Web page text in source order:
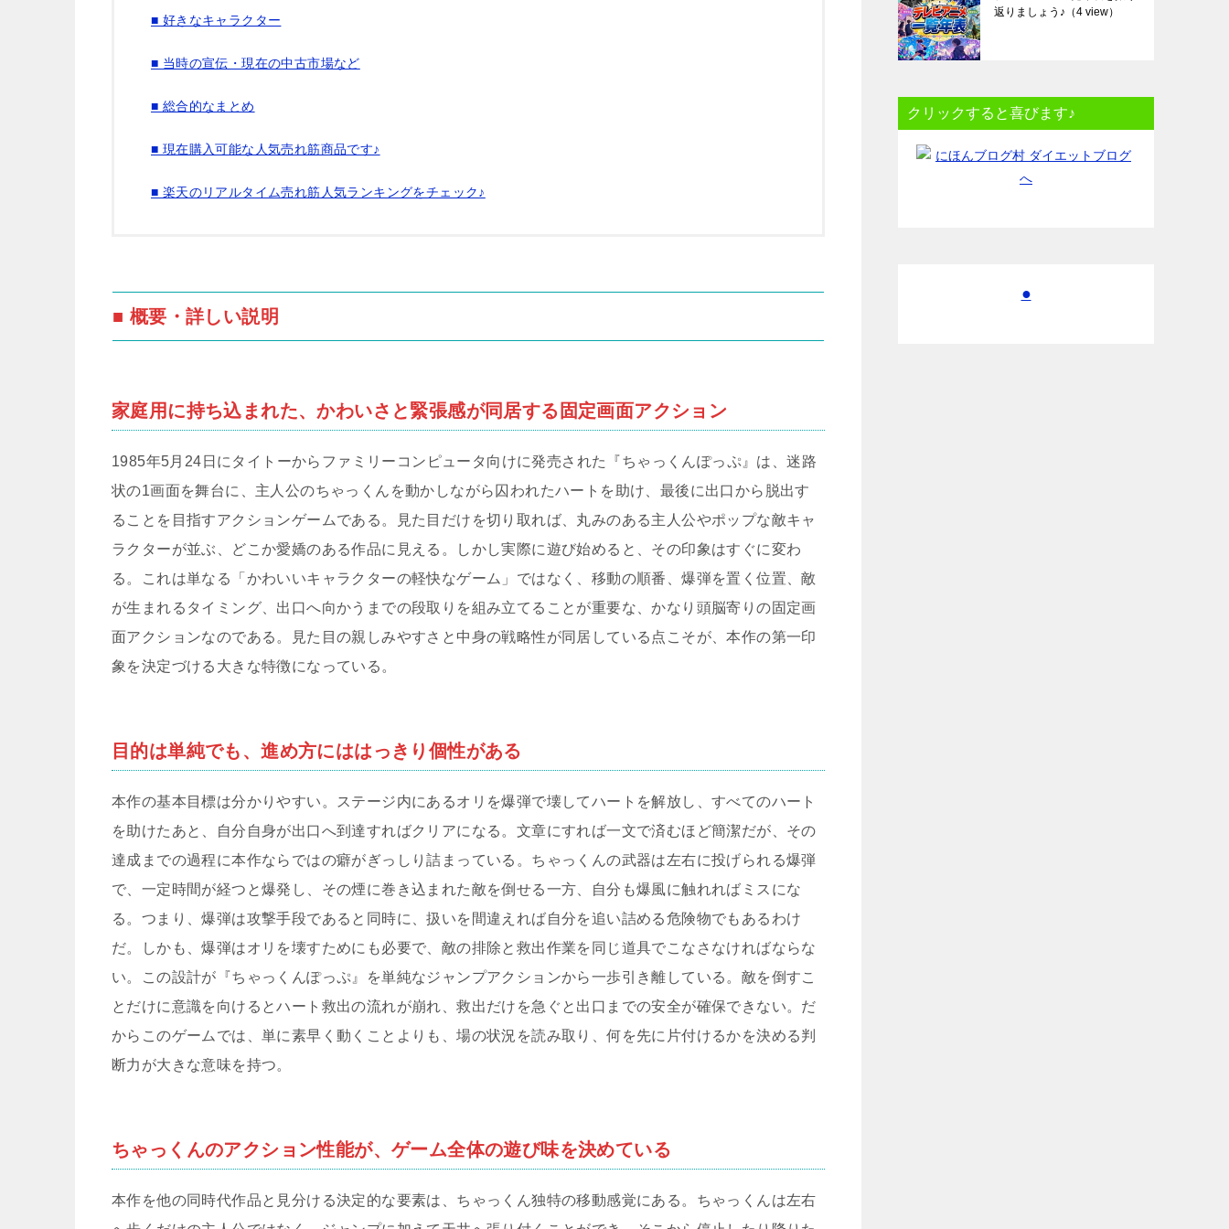
■ 好きなキャラクター
■ 当時の宣伝・現在の中古市場など
■ 総合的なまとめ
■ 現在購入可能な人気売れ筋商品です♪
■ 楽天のリアルタイム売れ筋人気ランキングをチェック♪
■ 概要・詳しい説明
家庭用に持ち込まれた、かわいさと緊張感が同居する固定画面アクション
1985年5月24日にタイトーからファミリーコンピュータ向けに発売された『ちゃっくんぽっぷ』は、迷路
状の1画面を舞台に、主人公のちゃっくんを動かしながら囚われたハートを助け、最後に出口から脱出す
ることを目指すアクションゲームである。見た目だけを切り取れば、丸みのある主人公やポップな敵キャ
ラクターが並ぶ、どこか愛嬌のある作品に見える。しかし実際に遊び始めると、その印象はすぐに変わ
る。これは単なる「かわいいキャラクターの軽快なゲーム」ではなく、移動の順番、爆弾を置く位置、敵
が生まれるタイミング、出口へ向かうまでの段取りを組み立てることが重要な、かなり頭脳寄りの固定画
面アクションなのである。見た目の親しみやすさと中身の戦略性が同居している点こそが、本作の第一印
象を決定づける大きな特徴になっている。
目的は単純でも、進め方にははっきり個性がある
本作の基本目標は分かりやすい。ステージ内にあるオリを爆弾で壊してハートを解放し、すべてのハート
を助けたあと、自分自身が出口へ到達すればクリアになる。文章にすれば一文で済むほど簡潔だが、その
達成までの過程に本作ならではの癖がぎっしり詰まっている。ちゃっくんの武器は左右に投げられる爆弾
で、一定時間が経つと爆発し、その煙に巻き込まれた敵を倒せる一方、自分も爆風に触れればミスにな
る。つまり、爆弾は攻撃手段であると同時に、扱いを間違えれば自分を追い詰める危険物でもあるわけ
だ。しかも、爆弾はオリを壊すためにも必要で、敵の排除と救出作業を同じ道具でこなさなければならな
い。この設計が『ちゃっくんぽっぷ』を単純なジャンプアクションから一歩引き離している。敵を倒すこ
とだけに意識を向けるとハート救出の流れが崩れ、救出だけを急ぐと出口までの安全が確保できない。だ
からこのゲームでは、単に素早く動くことよりも、場の状況を読み取り、何を先に片付けるかを決める判
断力が大きな意味を持つ。
ちゃっくんのアクション性能が、ゲーム全体の遊び味を決めている
本作を他の同時代作品と見分ける決定的な要素は、ちゃっくん独特の移動感覚にある。ちゃっくんは左右
返りましょう♪ （4 view）
クリックすると喜びます♪
●